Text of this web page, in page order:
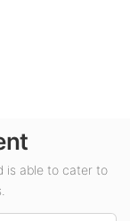
is able to cater to